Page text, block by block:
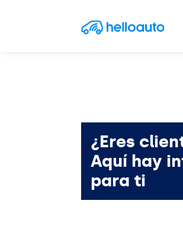
Saltar al contenido
Navegación principal
¿Eres
Aquí hay
para ti